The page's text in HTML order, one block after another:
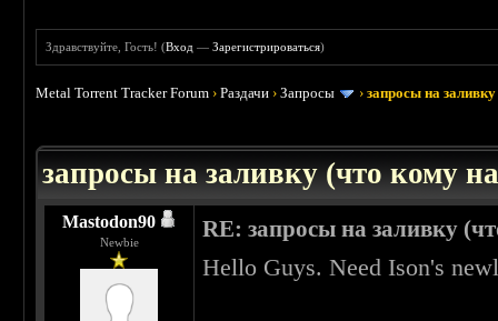
Здравствуйте, Гость! (Вход —Зарегистрироваться)
Metal Torrent Tracker Forum ›Раздачи ›Запросы ›запросы на
запросы на заливку (что кому
Mastodon90
Newbie
RE: запросы на заливку
Hello Guys. Need Ison's